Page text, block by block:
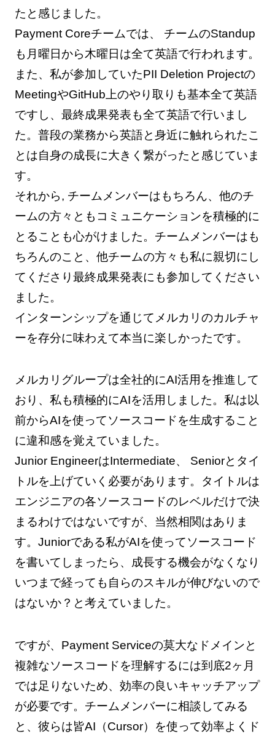
たと感じました。
Payment Coreチームでは、 チームのStandup
も月曜日から木曜日は全て英語で行われます。
また、私が参加していたPII Deletion Projectの
MeetingやGitHub上のやり取りも基本全て英語
ですし、最終成果発表も全て英語で行いまし
た。普段の業務から英語と身近に触れられたこ
とは自身の成長に大きく繋がったと感じていま
す。
それから, チームメンバーはもちろん、他のチ
ームの方々ともコミュニケーションを積極的に
とることも心がけました。チームメンバーはも
ちろんのこと、他チームの方々も私に親切にし
てくださり最終成果発表にも参加してください
ました。
インターンシップを通じてメルカリのカルチャ
ーを存分に味わえて本当に楽しかったです。
メルカリグループは全社的にAI活用を推進して
おり、私も積極的にAIを活用しました。私は以
前からAIを使ってソースコードを生成すること
に違和感を覚えていました。
Junior EngineerはIntermediate、 Seniorとタイ
トルを上げていく必要があります。タイトルは
エンジニアの各ソースコードのレベルだけで決
まるわけではないですが、当然相関はありま
す。Juniorである私がAIを使ってソースコード
を書いてしまったら、成長する機会がなくなり
いつまで経っても自らのスキルが伸びないので
はないか？と考えていました。
ですが、Payment Serviceの莫大なドメインと
複雑なソースコードを理解するには到底2ヶ月
では足りないため、効率の良いキャッチアップ
が必要です。チームメンバーに相談してみる
と、彼らは皆AI（Cursor）を使って効率よくド